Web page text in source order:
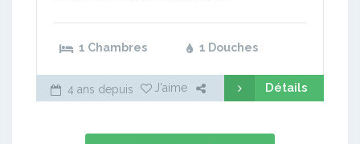
1 Chambres 1 Douches
4 ans depuis J'aime Détails